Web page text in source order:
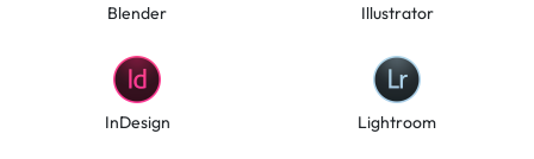
Blender Illustrator
InDesign Lightroom